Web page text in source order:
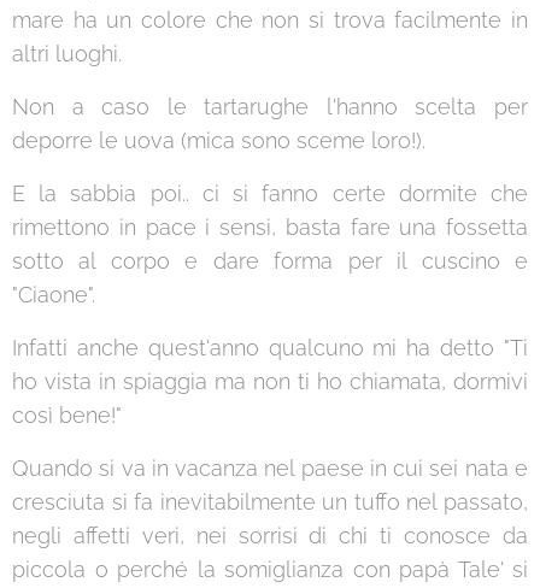
mare ha un colore che non si trova facilmente in
altri luoghi.
Non a caso le tartarughe l'hanno scelta per
deporre le uova (mica sono sceme loro!).
E la sabbia poi.. ci si fanno certe dormite che
rimettono in pace i sensi, basta fare una fossetta
sotto al corpo e dare forma per il cuscino e
"Ciaone".
Infatti anche quest'anno qualcuno mi ha detto "Ti
ho vista in spiaggia ma non ti ho chiamata, dormivi
così bene!"
Quando si va in vacanza nel paese in cui sei nata e
cresciuta si fa inevitabilmente un tuffo nel passato,
negli affetti veri, nei sorrisi di chi ti conosce da
piccola o perché la somiglianza con papà Tale' si